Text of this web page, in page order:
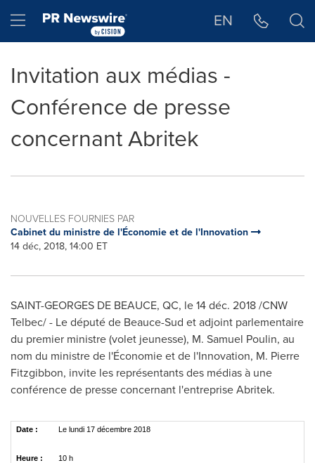
Hamburger menu EN
Invitation aux médias -
Conférence de presse
concernant Abritek
NOUVELLES FOURNIES PAR
Cabinet du ministre de l'Économie et de l'Innovation
14 déc, 2018, 14:00 ET
SAINT-GEORGES DE BEAUCE, QC, le 14 déc. 2018 /CNW
Telbec/ - Le député de Beauce-Sud et adjoint parlementaire
du premier ministre (volet jeunesse), M. Samuel Poulin, au
nom du ministre de l'Économie et de l'Innovation, M. Pierre
Fitzgibbon, invite les représentants des médias à une
conférence de presse concernant l'entreprise Abritek.
Date : Le lundi 17 décembre 2018
Heure : 10 h